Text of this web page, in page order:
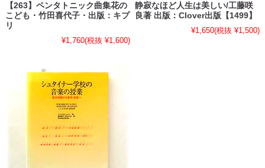
【263】ペンタトニック曲集花の
こども・竹田喜代子・出版：キプ
リ
¥1,760(税抜 ¥1,600)
静寂なほど人生は美しい/工藤咲
良著 出版：Clover出版【1499】
¥1,650(税抜 ¥1,500)